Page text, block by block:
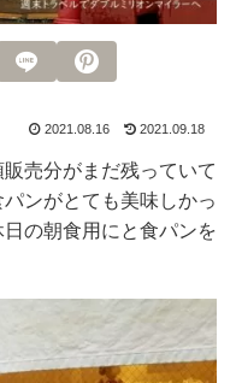
2021.08.16 2021.09.18
売分がまだ残っていて
ンがとても美味しかっ
の朝食用にと食パンを